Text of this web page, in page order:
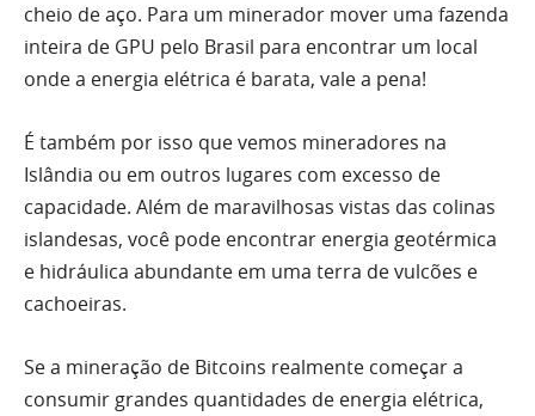
cheio de aço. Para um minerador mover uma fazenda
inteira de GPU pelo Brasil para encontrar um local
onde a energia elétrica é barata, vale a pena!
É também por isso que vemos mineradores na
Islândia ou em outros lugares com excesso de
capacidade. Além de maravilhosas vistas das colinas
islandesas, você pode encontrar energia geotérmica
e hidráulica abundante em uma terra de vulcões e
cachoeiras.
Se a mineração de Bitcoins realmente começar a
consumir grandes quantidades de energia elétrica,